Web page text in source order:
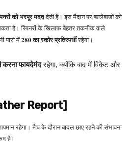
को भरपूर मदददेती है। इस मैदान पर बल्लेबाजों को
है। स्पिनरों के खिलाफ बेहतर तकनीक वाले
पारी में280 का स्कोर प्रतिस्पर्धीरहेगा।
करना फायदेमंदरहेगा, क्योंकि बाद में विकेट और
Report]
रहेगा। मैच के दौरान बादल छाए रहने की संभावना
है।